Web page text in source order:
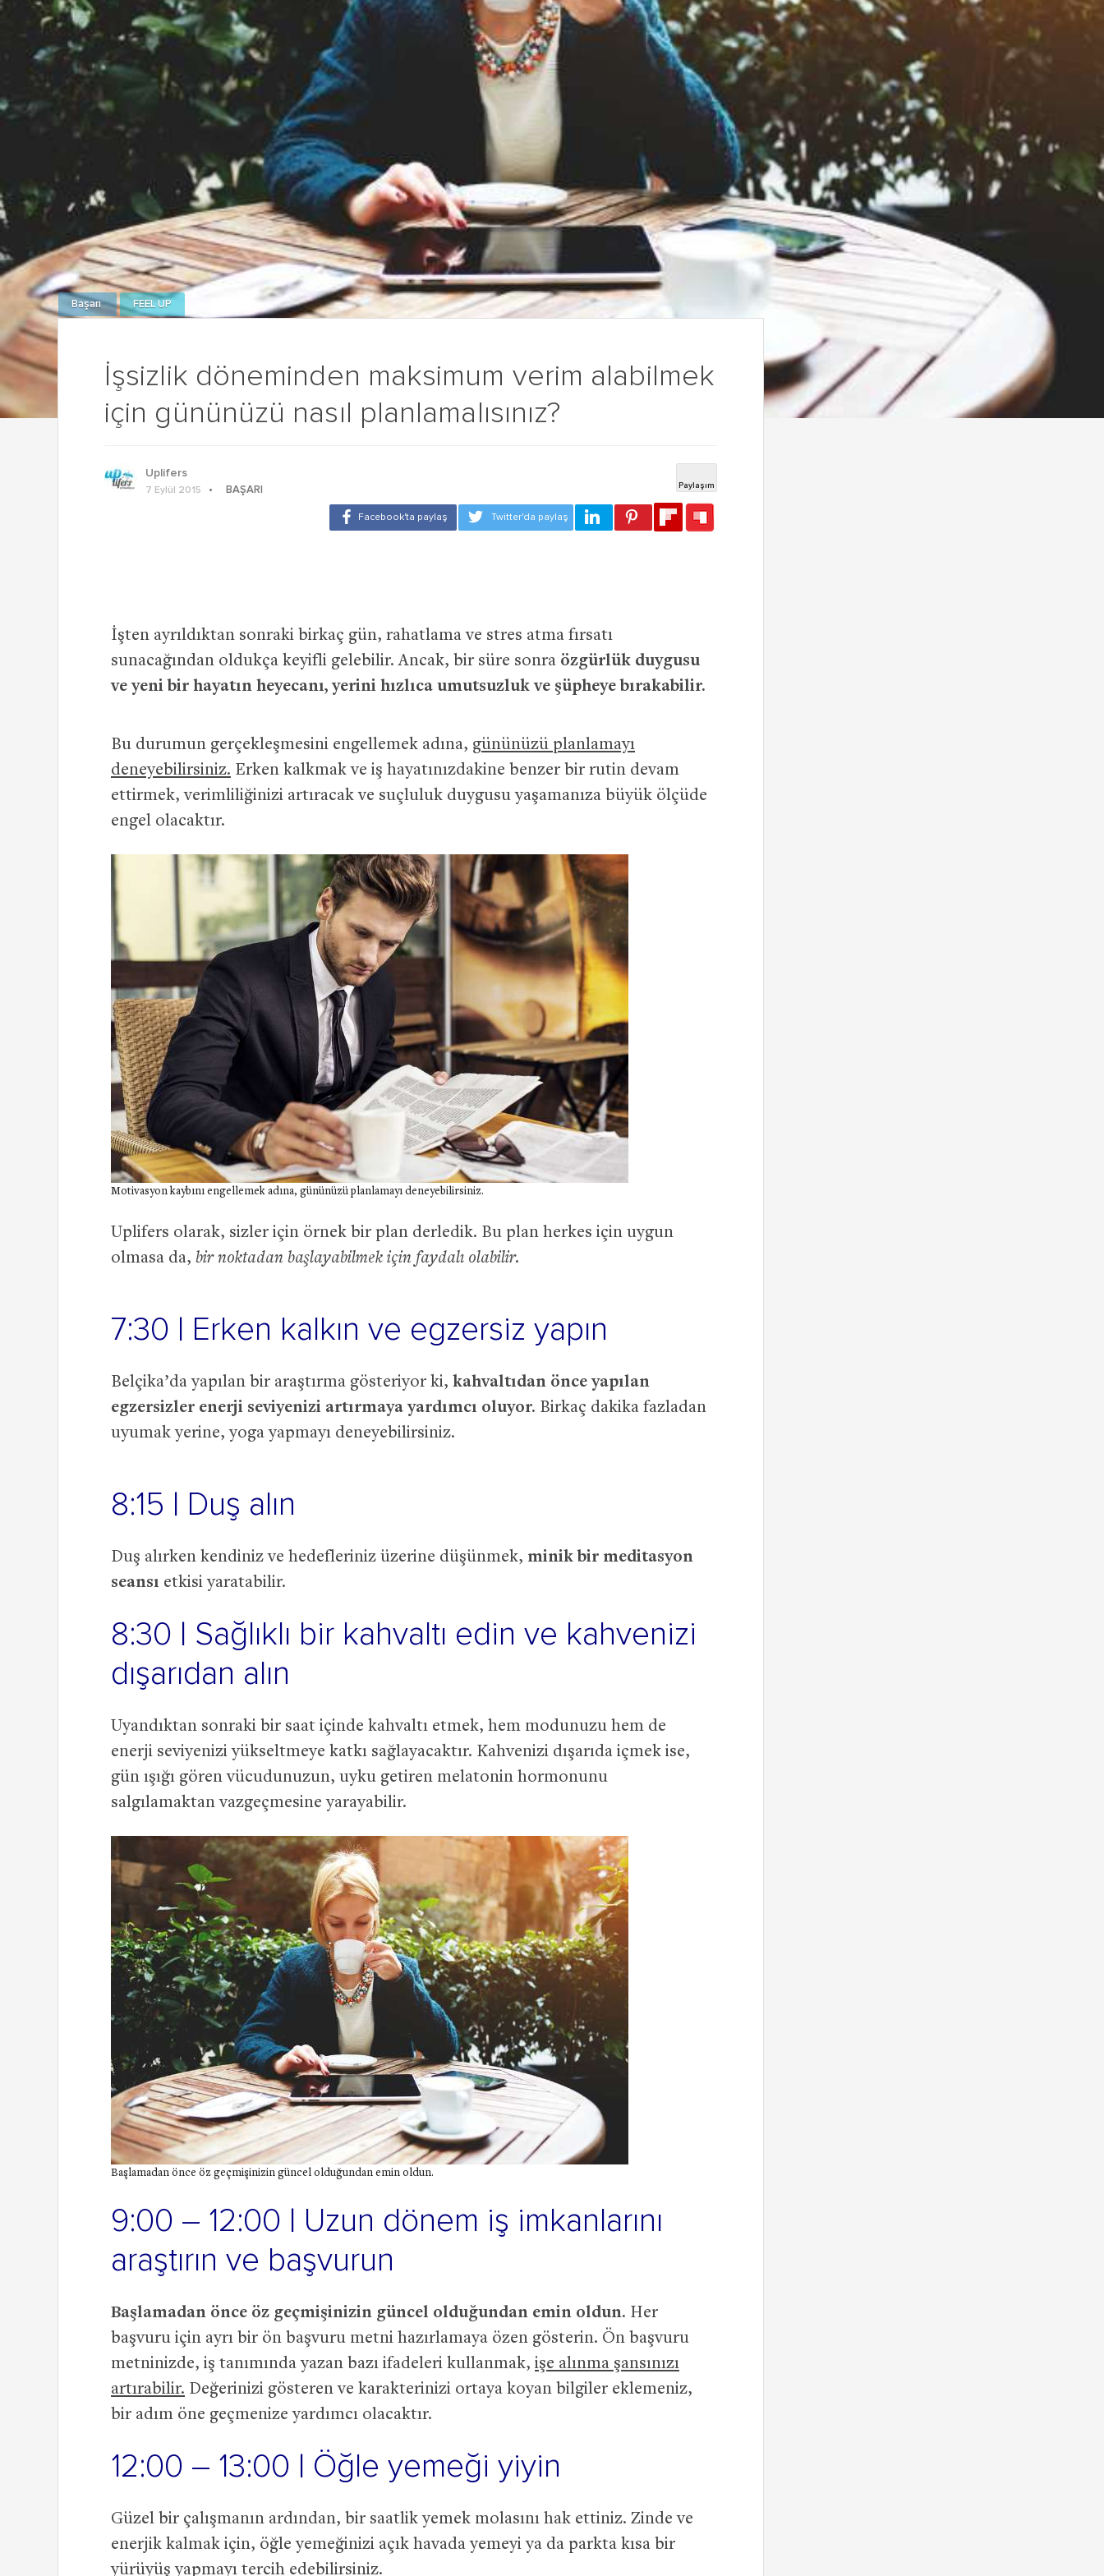
İşsizlik döneminden maksimum verim alabilmek
için gününüzü nasıl planlamalısınız?
Başarı FEEL UP
Uplifers
7 Eylül 2015 BAŞARI
İşten ayrıldıktan sonraki birkaç gün, rahatlama ve stres atma fırsatı
sunacağından oldukça keyifli gelebilir. Ancak, bir süre sonra özgürlük duygusu
ve yeni bir hayatın heyecanı, yerini hızlıca umutsuzluk ve şüpheye bırakabilir.
Bu durumun gerçekleşmesini engellemek adına, gününüzü planlamayı
deneyebilirsiniz. Erken kalkmak ve iş hayatınızdakine benzer bir rutin devam
ettirmek, verimliliğinizi artıracak ve suçluluk duygusu yaşamanıza büyük ölçüde
engel olacaktır.
Motivasyon kaybını engellemek adına, gününüzü planlamayı deneyebilirsiniz.
Uplifers olarak, sizler için örnek bir plan derledik. Bu plan herkes için uygun
olmasa da, bir noktadan başlayabilmek için faydalı olabilir.
7:30 | Erken kalkın ve egzersiz yapın
Belçika’da yapılan bir araştırma gösteriyor ki, kahvaltıdan önce yapılan
egzersizler enerji seviyenizi artırmaya yardımcı oluyor. Birkaç dakika fazladan
uyumak yerine, yoga yapmayı deneyebilirsiniz.
8:15 | Duş alın
Duş alırken kendiniz ve hedefleriniz üzerine düşünmek, minik bir meditasyon
seansı etkisi yaratabilir.
8:30 | Sağlıklı bir kahvaltı edin ve kahvenizi
dışarıdan alın
Uyandıktan sonraki bir saat içinde kahvaltı etmek, hem modunuzu hem de
enerji seviyenizi yükseltmeye katkı sağlayacaktır. Kahvenizi dışarıda içmek ise,
gün ışığı gören vücudunuzun, uyku getiren melatonin hormonunu
salgılamaktan vazgeçmesine yarayabilir.
Başlamadan önce öz geçmişinizin güncel olduğundan emin oldun.
9:00 – 12:00 | Uzun dönem iş imkanlarını
araştırın ve başvurun
Başlamadan önce öz geçmişinizin güncel olduğundan emin oldun. Her
başvuru için ayrı bir ön başvuru metni hazırlamaya özen gösterin. Ön başvuru
metninizde, iş tanımında yazan bazı ifadeleri kullanmak, işe alınma şansınızı
artırabilir. Değerinizi gösteren ve karakterinizi ortaya koyan bilgiler eklemeniz,
bir adım öne geçmenize yardımcı olacaktır.
12:00 – 13:00 | Öğle yemeği yiyin
Güzel bir çalışmanın ardından, bir saatlik yemek molasını hak ettiniz. Zinde ve
enerjik kalmak için, öğle yemeğinizi açık havada yemeyi ya da parkta kısa bir
yürüyüş yapmayı tercih edebilirsiniz.